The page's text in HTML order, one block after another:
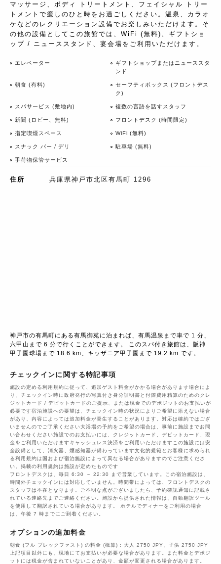
マッサージ、ボディ トリートメント、フェイシャル トリー
トメントで癒しのひと時をお過ごしください。温泉、カラオ
ケなどのレクリエーション設備でお楽しみいただけます。そ
の他の設備としてこの旅館では、WiFi (無料)、ギフトショ
ップ / ニューススタンド、宴会場をご利用いただけます。
エレベーター
ギフトショップまたはニューススタ
ンド
朝食 (有料)
セーフティボックス (フロントデス
ク)
スパサービス (敷地内) 複数の言語を話すスタッフ
新聞 (ロビー、無料) フロントデスク (時間限定)
指定喫煙スペース WiFi (無料)
スナック バー / デリ 駐車場 (無料)
手荷物保管サービス
住所 兵庫県神戸市北区有馬町 1296
神戸市の有馬町にある有馬御苑に泊まれば、有馬温泉まで車で 1 分、
六甲山まで 6 分で行くことができます。 このスパ付き旅館は、阪神
甲子園球場まで 18.6 km、キッザニア甲子園まで 19.2 km です。
チェックインに関する特記事項
施設の定める利用規約に従って、追加ゲスト料金がかかる場合があります場合によ
り、チェックイン時に政府発行の写真付き身分証明書と付随費用精算のためのクレ
ジットカード / デビットカードのご提示、または現金でのデポジットのお支払いが
必要です宿泊施設への要望は、チェックイン時の状況によりご希望に添えない場合
があり、内容によっては追加料金が発生することがあります。対応は確約ではござ
いませんのでご了承ください大浴場の予約をご希望の場合は、事前に施設までお問
い合わせください施設でのお支払いには、クレジットカード、デビットカード、現
金をご利用いただけますキャッシュレス決済をご利用いただけますこの施設には安
全設備として、消火器、煙感知器が備わっています文化的規範とお客様に求められ
る利用規約は国および宿泊施設によって異なる場合がありますのでご注意くださ
い。掲載の利用規約は施設が定めたものです
フロントデスクは、毎日 6:30 ～ 22:30 まで営業しています。この宿泊施設は、
時間外チェックインには対応していません。時間帯によっては、フロントデスクの
スタッフは不在となります。ご不明な点がございましたら、予約確認通知に記載さ
れている連絡先までご連絡ください。施設から提供された情報は、自動翻訳ツール
を使用して翻訳されている場合があります。 ホテルでディナーをご利用の場合
は、午後 7 時までにご到着ください。
オプションの追加料金
朝食 (フル ブレックファスト) の料金 (概算) : 大人 2750 JPY、子供 2750 JPY
上記項目以外にも、現地にてお支払いが必要な場合があります。また料金とデポジ
ットには税金が含まれていないことがあり、金額が変更される場合があります。